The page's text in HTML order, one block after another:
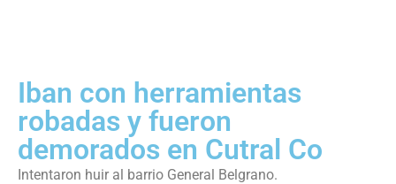
Iban con herramientas
robadas y fueron
demorados en Cutral Co
Intentaron huir al barrio General Belgrano.